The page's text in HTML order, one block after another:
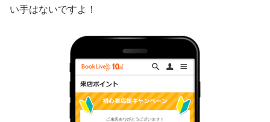
い手はないですよ！